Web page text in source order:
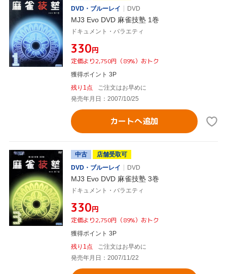
DVD・ブルーレイ
DVD
MJ3 Evo DVD 麻雀技塾 1巻
ドキュメント・バラエティ
¥330円
定価より2,750円（89%）おトク
獲得ポイント 3P
残り1点
ご注文はお早めに
発売年月日：2007/10/25
カートへ追加
中古
店舗受取可
DVD・ブルーレイ
DVD
MJ3 Evo DVD 麻雀技塾 3巻
ドキュメント・バラエティ
¥330円
定価より2,750円（89%）おトク
獲得ポイント 3P
残り1点
ご注文はお早めに
発売年月日：2007/11/22